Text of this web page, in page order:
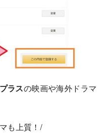
ラスの映画や海外ドラマ
も上質！/